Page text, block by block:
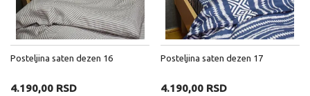
Posteljina saten dezen 16
4.190,00 RSD
Posteljina saten dezen 17
4.190,00 RSD